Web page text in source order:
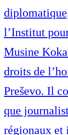
l’Institut
Musine
droits de
Preševo. Il
que
régionaux et